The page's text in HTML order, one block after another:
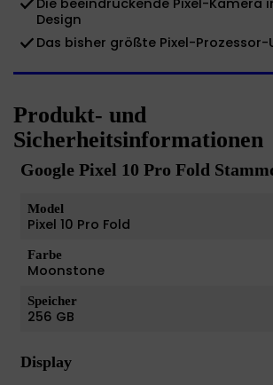
Die beeindruckende Pixel-Kamera
Design
Das bisher größte Pixel-
Produkt- und
Sicherheitsinformationen
Google Pixel 10 Pro Fold
Model
Pixel 10 Pro Fold
Farbe
Moonstone
Speicher
256 GB
Display